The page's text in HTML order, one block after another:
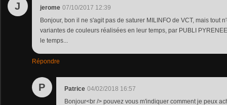
J jerome 07/10/2017 12:39
Bonjour, bon il ne s'agit pas de saturer MILINFO de VCT, mais tout
variantes de couleurs réalisées en leur temps, par PUBLI
le temps...
Répondre
P Patrice 04/02/2018 16:57
Bonjour<br /> pouvez vous m'indiquer comment je peux